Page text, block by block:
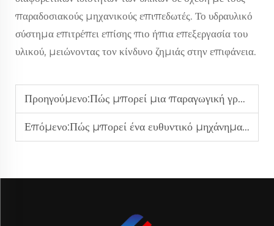
παραδοσιακούς μηχανικούς επιπεδωτές. Το υδραυλικό
σύστημα επιτρέπει επίσης πιο ήπια επεξεργασία του
υλικού, μειώνοντας τον κίνδυνο ζημιάς στην επιφάνεια.
Προηγούμενο:Πώς μπορεί μια παραγωγική γραμμή διακοπής τριών εν ενεργεία να αυξήσει την αποτελεσματικότητα παραγωγής;
Επόμενο:Πώς μπορεί ένα ευθυντικό μηχάνημα να βελτιώσει την ποιότητα των προϊόντων επεξεργασίας ελάσματος;